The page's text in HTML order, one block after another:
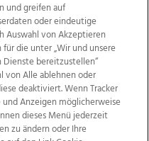
und greifen auf
oder eindeutige
Auswahl von Akzeptieren
die unter „Wir und unsere
bereitzustellen“
von Alle ablehnen oder
deaktiviert. Wenn Tracker
Anzeigen möglicherweise
dieses Menü jederzeit
zu ändern oder Ihre